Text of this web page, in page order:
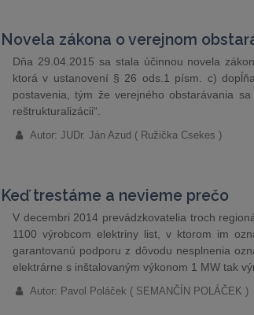
Novela zákona o verejnom
Dňa 29.04.2015 sa stala účinnou novela
ktorá v ustanovení § 26 ods.1 písm. c)
postavenia, tým že verejného obstarávania
reštrukturalizácii“.
Autor: JUDr. Ján Azud ( Ružička Csekes )
Keď trestáme a nevieme prečo
V decembri 2014 prevádzkovatelia troch
1100 výrobcom elektriny list, v ktorom im
garantovanú podporu z dôvodu nesplnenia
elektrárne s inštalovaným výkonom 1 MW tak
Autor: Pavol Poláček ( SEMANČÍN POLÁČEK )